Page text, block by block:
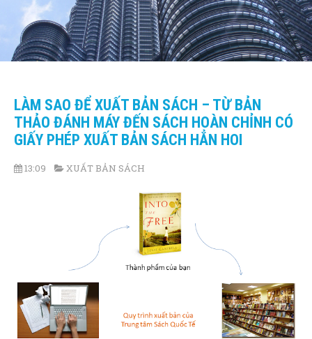
LÀM SAO ĐỂ XUẤT BẢN SÁCH – TỪ BẢN
THẢO ĐÁNH MÁY ĐẾN SÁCH HOÀN CHỈNH CÓ
GIẤY PHÉP XUẤT BẢN SÁCH HẲN HOI
13:09 XUẤT BẢN SÁCH